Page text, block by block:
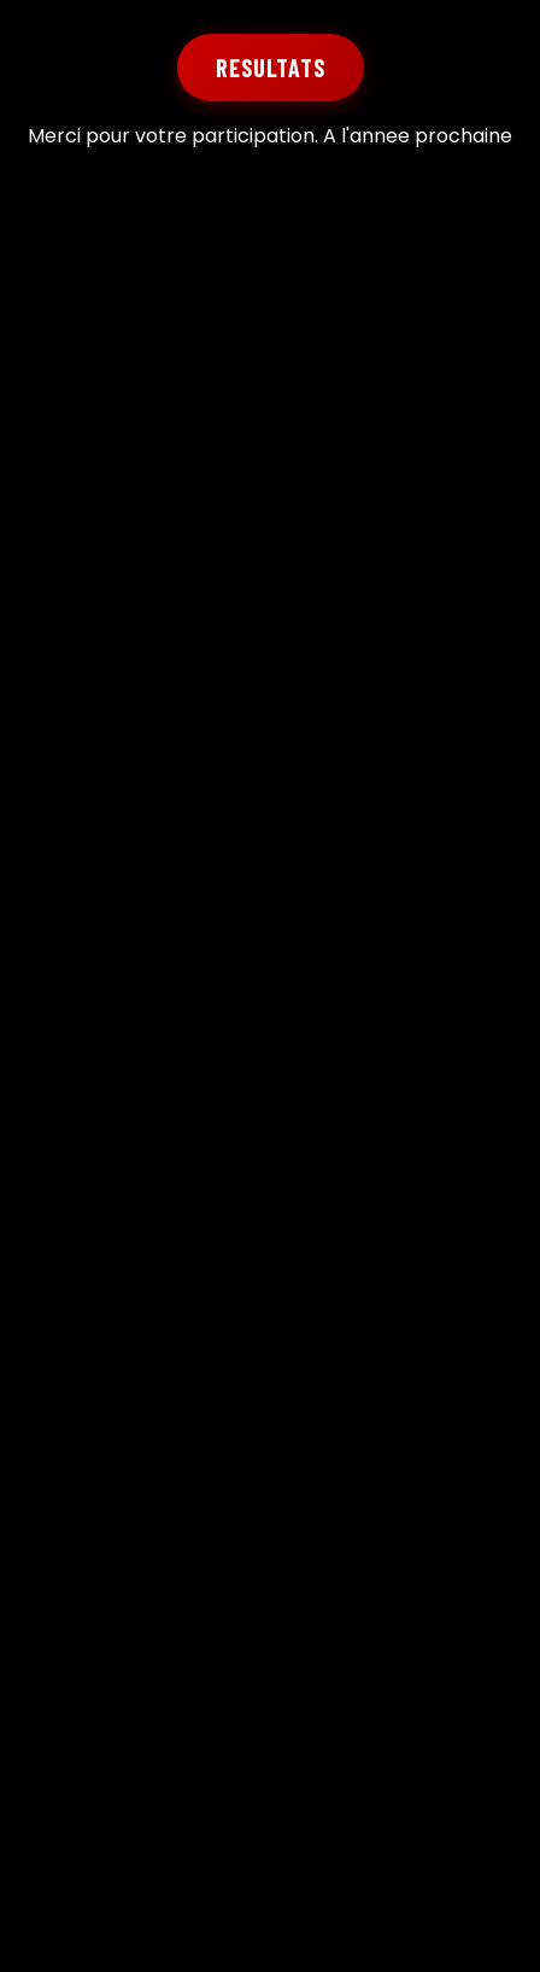
RESULTATS
Merci pour votre participation. A l'annee prochaine